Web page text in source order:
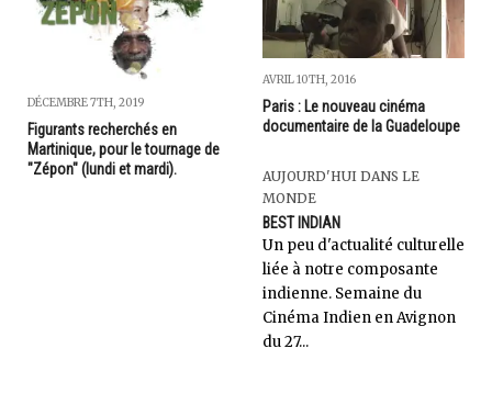
DÉCEMBRE 7TH, 2019
Figurants recherchés en
Martinique, pour le tournage de
"Zépon" (lundi et mardi).
AVRIL 10TH, 2016
Paris : Le nouveau cinéma
documentaire de la Guadeloupe
AUJOURD'HUI DANS LE
MONDE
BEST INDIAN
Un peu d'actualité culturelle
liée à notre composante
indienne. Semaine du
Cinéma Indien en Avignon
du 27...